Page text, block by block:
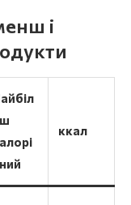
і
ккал